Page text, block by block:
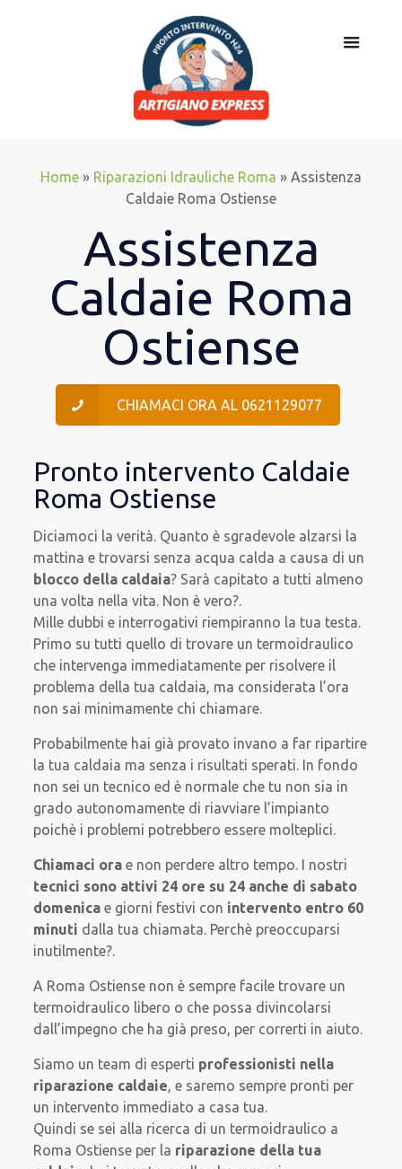
Home » Riparazioni Idrauliche Roma » Assistenza
Caldaie Roma Ostiense
Assistenza
Caldaie Roma
Ostiense
CHIAMACI ORA AL 0621129077
Pronto intervento Caldaie
Roma Ostiense
Diciamoci la verità. Quanto è sgradevole alzarsi la
mattina e trovarsi senza acqua calda a causa di un
blocco della caldaia? Sarà capitato a tutti almeno
una volta nella vita. Non è vero?.
Mille dubbi e interrogativi riempiranno la tua testa.
Primo su tutti quello di trovare un termoidraulico
che intervenga immediatamente per risolvere il
problema della tua caldaia, ma considerata l’ora
non sai minimamente chi chiamare.
Probabilmente hai già provato invano a far ripartire
la tua caldaia ma senza i risultati sperati. In fondo
non sei un tecnico ed è normale che tu non sia in
grado autonomamente di riavviare l’impianto
poichè i problemi potrebbero essere molteplici.
Chiamaci ora e non perdere altro tempo. I nostri
tecnici sono attivi 24 ore su 24 anche di sabato
domenica e giorni festivi con intervento entro 60
minuti dalla tua chiamata. Perchè preoccuparsi
inutilmente?.
A Roma Ostiense non è sempre facile trovare un
termoidraulico libero o che possa divincolarsi
dall’impegno che ha già preso, per correrti in aiuto.
Siamo un team di esperti professionisti nella
riparazione caldaie, e saremo sempre pronti per
un intervento immediato a casa tua.
Quindi se sei alla ricerca di un termoidraulico a
Roma Ostiense per la riparazione della tua